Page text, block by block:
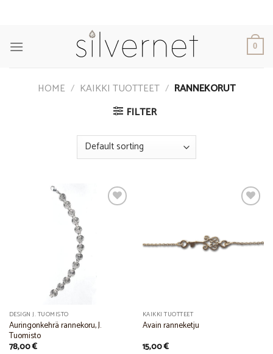
0
HOME / KAIKKI TUOTTEET / RANNEKORUT
FILTER
DESIGN J. TUOMISTO
Auringonkehrä rannekoru, J.
Tuomisto
78,00€
Wishlist
KAIKKI TUOTTEET
Avain ranneketju
15,00€